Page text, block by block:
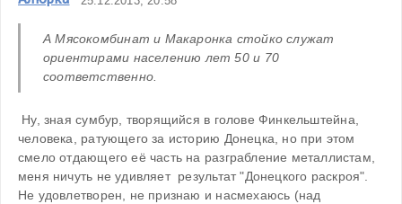
А Мясокомбинат и Макаронка стойко служат
ориентирами населению лет 50 и 70
соответственно.
человека, ратующего за историю Донецка, но при этом
смело отдающего её часть на разграбление металлистам,
меня ничуть не удивляет  результат "Донецкого раскроя".
Не удовлетворен, не признаю и насмехаюсь (над